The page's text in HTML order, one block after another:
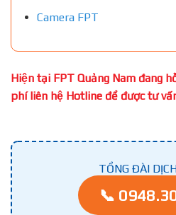
Camera FPT
Hiện tại FPT Quảng Nam đang
phí liên hệ Hotline để được tư
TỔNG ĐÀI
📞